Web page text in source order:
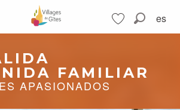
Buscar
es
FAMILIAR
APASIONADOS